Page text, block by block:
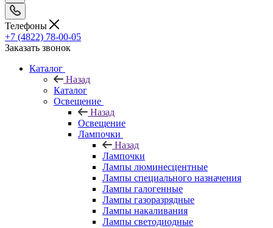
Телефоны
+7 (4822) 78-00-05
Заказать звонок
Каталог
Назад
Каталог
Освещение
Назад
Освещение
Лампочки
Назад
Лампочки
Лампы люминесцентные
Лампы специального назначения
Лампы галогенные
Лампы газоразрядные
Лампы накаливания
Лампы светодиодные